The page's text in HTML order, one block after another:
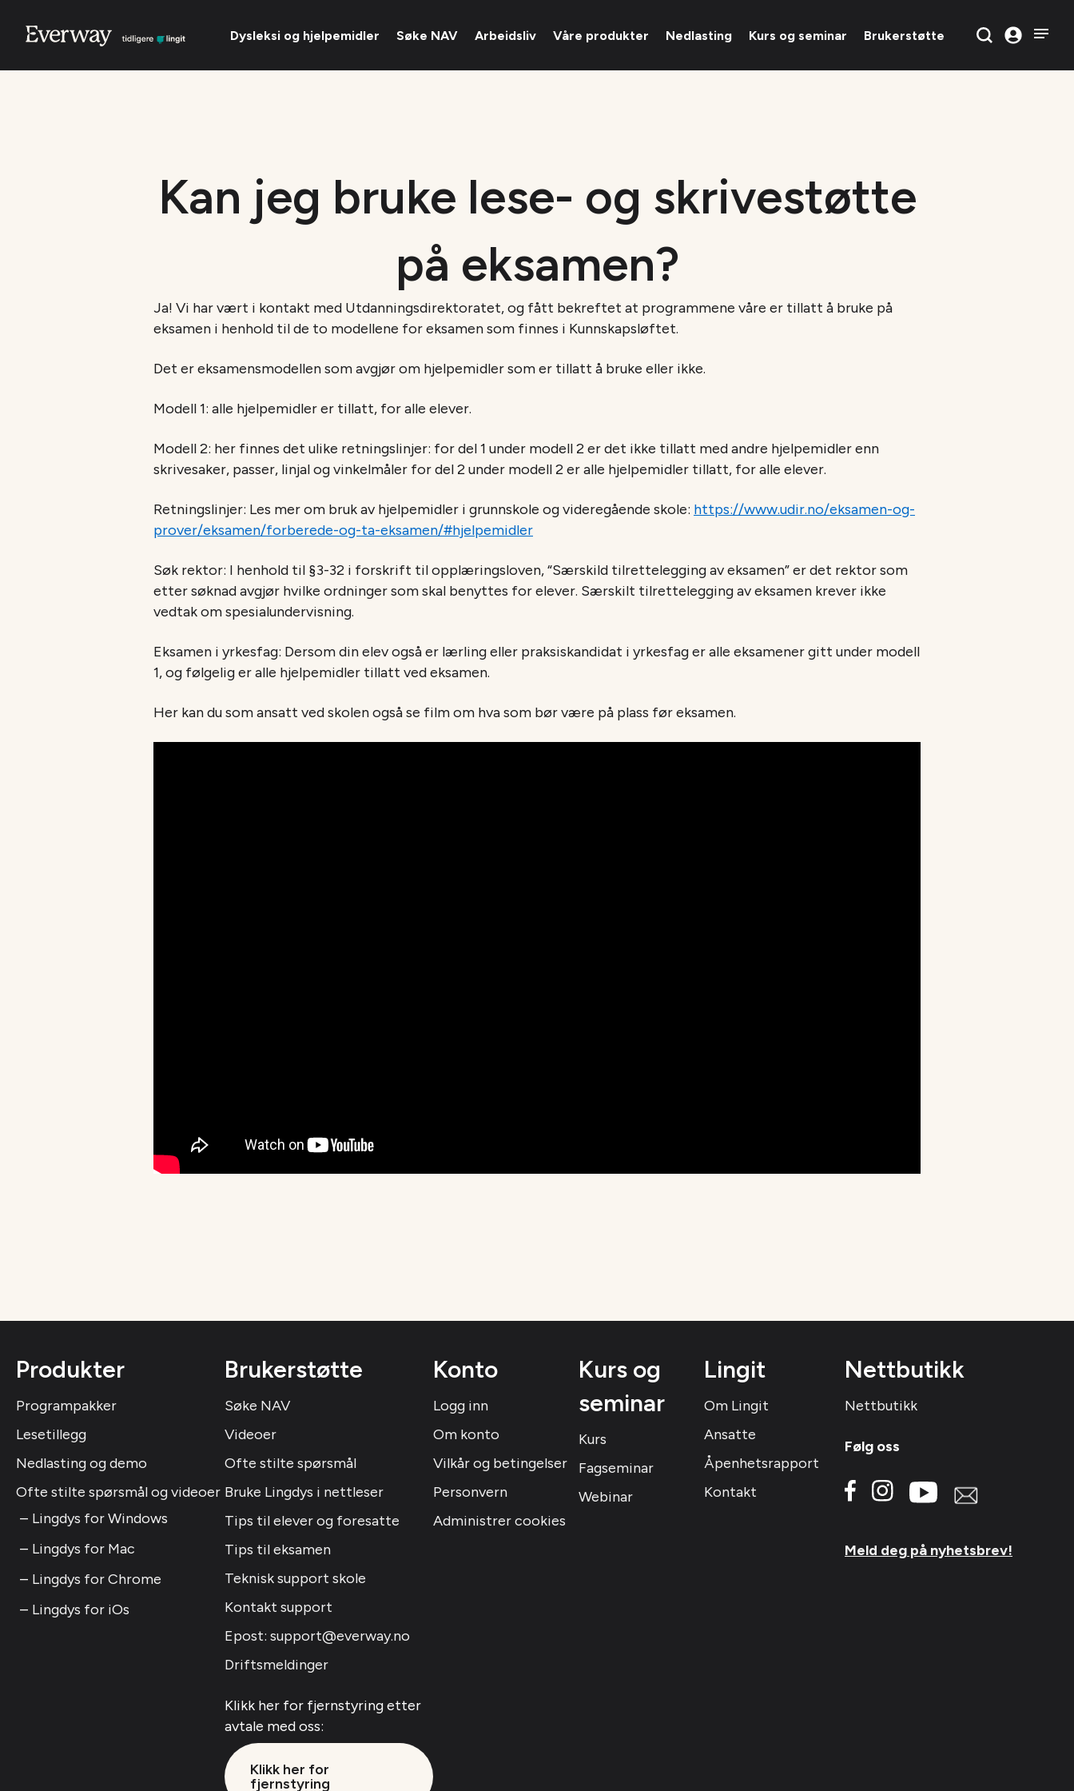
Dysleksi og hjelpemidler Søke NAV Arbeidsliv Våre produkter Nedlasting Kurs og seminar Brukerstøtte
Kan jeg bruke lese- og skrivestøtte
på eksamen?
Ja! Vi har vært i kontakt med Utdanningsdirektoratet, og fått bekreftet at programmene våre er tillatt å bruke på
eksamen i henhold til de to modellene for eksamen som finnes i Kunnskapsløftet.
Det er eksamensmodellen som avgjør om hjelpemidler som er tillatt å bruke eller ikke.
Modell 1: alle hjelpemidler er tillatt, for alle elever.
Modell 2: her finnes det ulike retningslinjer: for del 1 under modell 2 er det ikke tillatt med andre hjelpemidler enn
skrivesaker, passer, linjal og vinkelmåler for del 2 under modell 2 er alle hjelpemidler tillatt, for alle elever.
Retningslinjer: Les mer om bruk av hjelpemidler i grunnskole og videregående skole: https://www.udir.no/eksamen-og-
prover/eksamen/forberede-og-ta-eksamen/#hjelpemidler
Søk rektor: I henhold til §3-32 i forskrift til opplæringsloven, “Særskild tilrettelegging av eksamen” er det rektor som
etter søknad avgjør hvilke ordninger som skal benyttes for elever. Særskilt tilrettelegging av eksamen krever ikke
vedtak om spesialundervisning.
Eksamen i yrkesfag: Dersom din elev også er lærling eller praksiskandidat i yrkesfag er alle eksamener gitt under modell
1, og følgelig er alle hjelpemidler tillatt ved eksamen.
Her kan du som ansatt ved skolen også se film om hva som bør være på plass før eksamen.
Produkter
Programpakker
Lesetillegg
Nedlasting og demo
Ofte stilte spørsmål og videoer
Lingdys for Windows
Lingdys for Mac
Lingdys for Chrome
Lingdys for iOs
Brukerstøtte
Søke NAV
Videoer
Ofte stilte spørsmål
Bruke Lingdys i nettleser
Tips til elever og foresatte
Tips til eksamen
Teknisk support skole
Kontakt support
Epost: support@everway.no
Driftsmeldinger
Klikk her for fjernstyring etter
avtale med oss:
Klikk her for
fjernstyring
Konto
Logg inn
Om konto
Vilkår og betingelser
Personvern
Administrer cookies
Kurs og
seminar
Kurs
Fagseminar
Webinar
Lingit
Om Lingit
Ansatte
Åpenhetsrapport
Kontakt
Nettbutikk
Nettbutikk
Følg oss
Meld deg på nyhetsbrev!